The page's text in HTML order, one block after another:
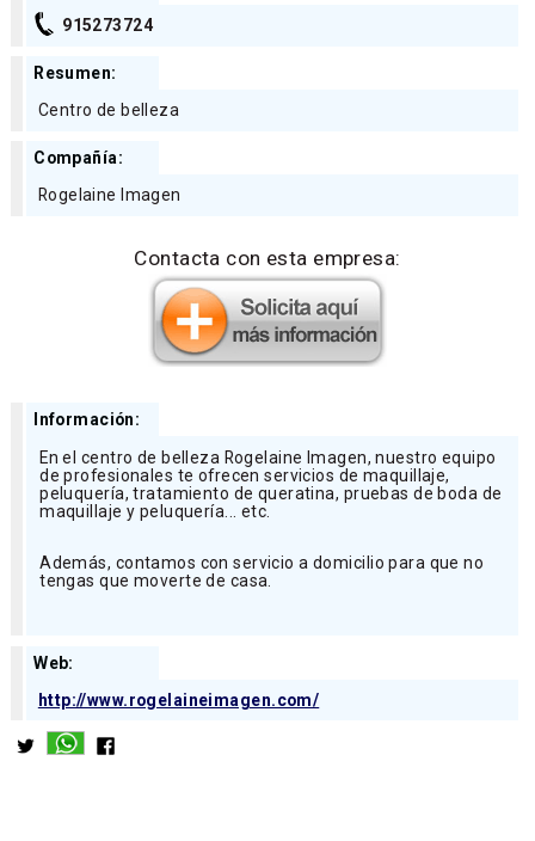
915273724
Resumen:
Centro de belleza
Compañía:
Rogelaine Imagen
Contacta con esta empresa:
Información:
En el centro de belleza Rogelaine Imagen, nuestro equipo
de profesionales te ofrecen servicios de maquillaje,
peluquería, tratamiento de queratina, pruebas de boda de
maquillaje y peluquería... etc.
Además, contamos con servicio a domicilio para que no
tengas que moverte de casa.
Web:
http://www.rogelaineimagen.com/